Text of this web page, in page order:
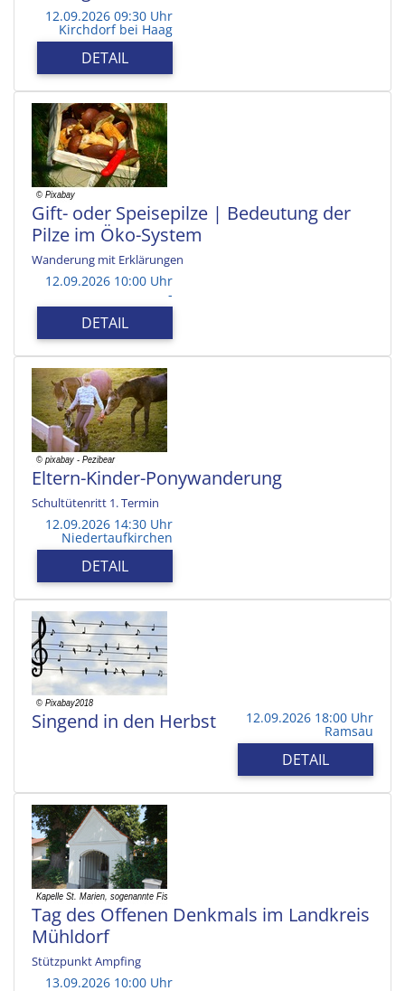
12.09.2026 09:30 Uhr
Kirchdorf bei Haag
DETAIL
Gift- oder Speisepilze | Bedeutung der
Pilze im Öko-System
Wanderung mit Erklärungen
12.09.2026 10:00 Uhr
-
DETAIL
Eltern-Kinder-Ponywanderung
Schultütenritt 1. Termin
12.09.2026 14:30 Uhr
Niedertaufkirchen
DETAIL
Singend in den Herbst 12.09.2026 18:00 Uhr
Ramsau
DETAIL
Tag des Offenen Denkmals im Landkreis
Mühldorf
Stützpunkt Ampfing
13.09.2026 10:00 Uhr